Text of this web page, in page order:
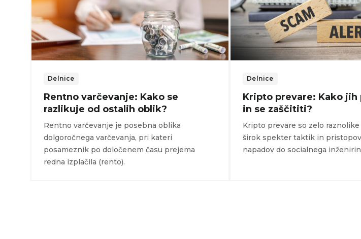
Delnice
Rentno varčevanje: Kako se
razlikuje od ostalih oblik?
Rentno varčevanje je posebna oblika
dolgoročnega varčevanja, pri kateri
posameznik po določenem času prejema
redna izplačila (rento).
Delnice
Kripto prevare: Kako jih
in se zaščititi?
Kripto prevare so zelo
širok spekter taktik in
napadov do socialnega